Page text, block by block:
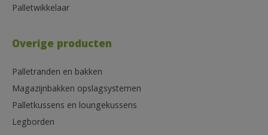
Palletwikkelaar
Overige producten
Palletranden en bakken
Magazijnbakken opslagsystemen
Palletkussens en loungekussens
Legborden